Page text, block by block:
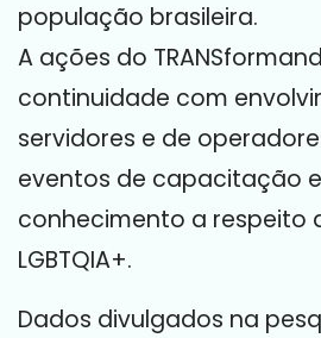
população brasileira.
A ações do
continuidade com
servidores e de
eventos de capacitação
conhecimento a respeito
LGBTQIA+.
Dados divulgados na